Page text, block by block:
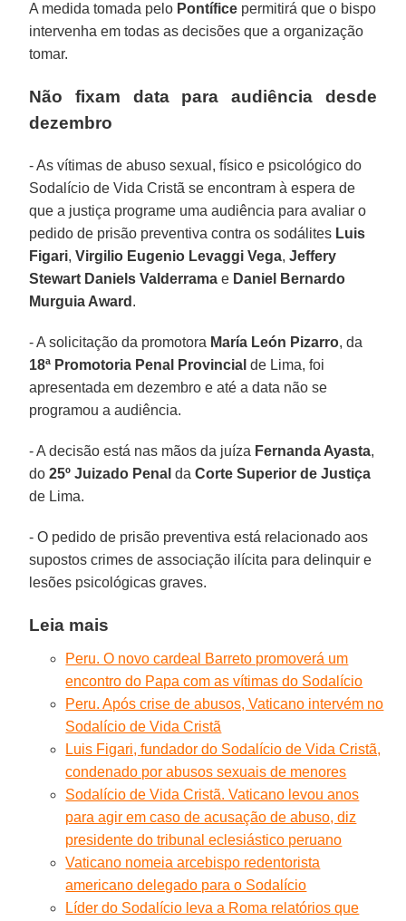
A medida tomada pelo Pontífice permitirá que o bispo
intervenha em todas as decisões que a organização
tomar.
Não fixam data para audiência desde
dezembro
- As vítimas de abuso sexual, físico e psicológico do
Sodalício de Vida Cristã se encontram à espera de
que a justiça programe uma audiência para avaliar o
pedido de prisão preventiva contra os sodálites Luis
Figari,Virgilio Eugenio Levaggi Vega,Jeffery
Stewart Daniels Valderrama e Daniel Bernardo
Murguia Award .
- A solicitação da promotora María León Pizarro, da
18ª Promotoria Penal Provincial de Lima, foi
apresentada em dezembro e até a data não se
programou a audiência.
- A decisão está nas mãos da juíza Fernanda Ayasta,
do25º Juizado Penal daCorte Superior de Justiça
de Lima.
- O pedido de prisão preventiva está relacionado aos
supostos crimes de associação ilícita para delinquir e
lesões psicológicas graves.
Leia mais
Peru. O novo cardeal Barreto promoverá um
encontro do Papa com as vítimas do Sodalício
Peru. Após crise de abusos, Vaticano intervém no
Sodalício de Vida Cristã
Luis Figari, fundador do Sodalício de Vida Cristã,
condenado por abusos sexuais de menores
Sodalício de Vida Cristã. Vaticano levou anos
para agir em caso de acusação de abuso, diz
presidente do tribunal eclesiástico peruano
Vaticano nomeia arcebispo redentorista
americano delegado para o Sodalício
Líder do Sodalício leva a Roma relatórios que